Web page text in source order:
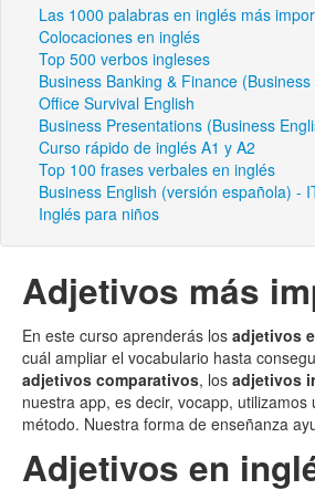
Las 1000 palabras en inglés más
Colocaciones en inglés
Top 500 verbos ingleses
Business Banking & Finance (Business
Office Survival English
Business Presentations (Business
Curso rápido de inglés A1 y A2
Top 100 frases verbales en inglés
Business English (versión española) -
Inglés para niños
Adjetivos más
En este curso aprenderás los adjetivos
cuál ampliar el vocabulario hasta
adjetivos comparativos, los adjetivos
nuestra app, es decir, vocapp,
método. Nuestra forma de enseñanza
Adjetivos en